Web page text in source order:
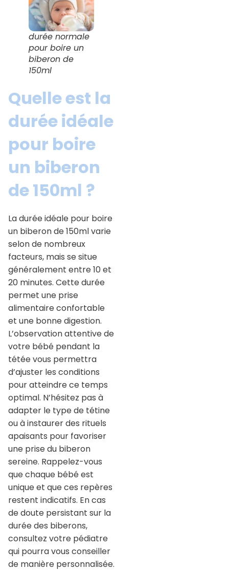
durée normale
pour boire un
biberon de
150ml
Quelle est la
durée idéale
pour boire
un biberon
de 150ml ?
La durée idéale pour boire
un biberon de 150ml varie
selon de nombreux
facteurs, mais se situe
généralement entre 10 et
20 minutes. Cette durée
permet une prise
alimentaire confortable
et une bonne digestion.
L’observation attentive de
votre bébé pendant la
tétée vous permettra
d’ajuster les conditions
pour atteindre ce temps
optimal. N’hésitez pas à
adapter le type de tétine
ou à instaurer des rituels
apaisants pour favoriser
une prise du biberon
sereine. Rappelez-vous
que chaque bébé est
unique et que ces repères
restent indicatifs. En cas
de doute persistant sur la
durée des biberons,
consultez votre pédiatre
qui pourra vous conseiller
de manière personnalisée.